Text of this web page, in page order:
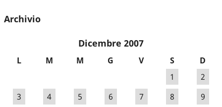
Archivio
Dicembre 2007
L M M G V S
D
1
2
3
4 5 6 7 8
9